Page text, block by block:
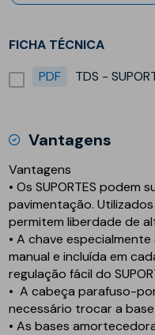
FICHA TÉCNICA
PDF
TDS -
Vantagens
Vantagens
• OsSUPORTESpodem
pavimentação.
permitem liberdade de
• A chave
manual e incluída em
regulação fácil do
• A cabeça parafuso-
necessário trocar a base
• As bases